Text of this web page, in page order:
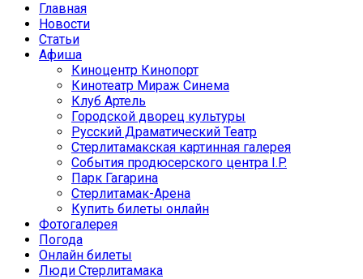
Главная
Новости
Статьи
Афиша
Киноцентр Кинопорт
Кинотеатр Мираж Синема
Клуб Артель
Городской дворец культуры
Русский Драматический Театр
Стерлитамакская картинная галерея
События продюсерского центра I.P.
Парк Гагарина
Стерлитамак-Арена
Купить билеты онлайн
Фотогалерея
Погода
Онлайн билеты
Люди Стерлитамака